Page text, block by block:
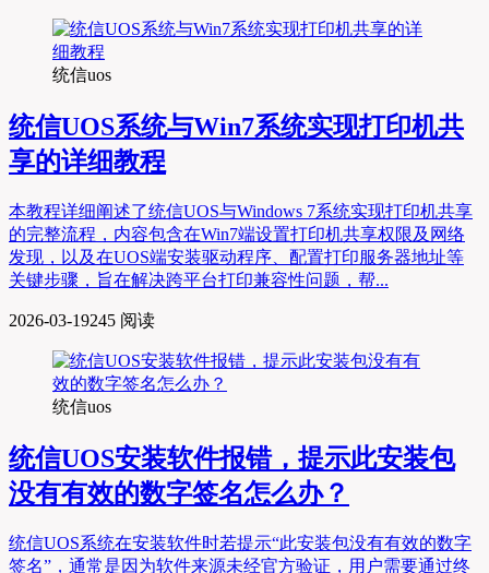
统信uos
统信UOS系统与Win7系统实现打印机共
享的详细教程
本教程详细阐述了统信UOS与Windows 7系统实现打印机共享
的完整流程，内容包含在Win7端设置打印机共享权限及网络
发现，以及在UOS端安装驱动程序、配置打印服务器地址等
关键步骤，旨在解决跨平台打印兼容性问题，帮...
2026-03-19245 阅读
统信uos
统信UOS安装软件报错，提示此安装包
没有有效的数字签名怎么办？
统信UOS系统在安装软件时若提示“此安装包没有有效的数字
签名”，通常是因为软件来源未经官方验证，用户需要通过终